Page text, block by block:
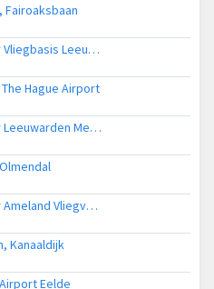
Fairoaksbaan
Ambulancehelikopter naar Vliegbasis Leeuwarden
Hague Airport
Ambulancehelikopter naar Leeuwarden Medical Center Heliport
Ambulancehelikopter naar Ameland Vliegveld Ballum
Kanaaldijk
Eelde